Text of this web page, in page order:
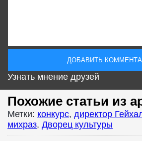
Узнать мнение друзей
Похожие статьи из
Метки: конкурс, директор
михраз, Дворец культуры